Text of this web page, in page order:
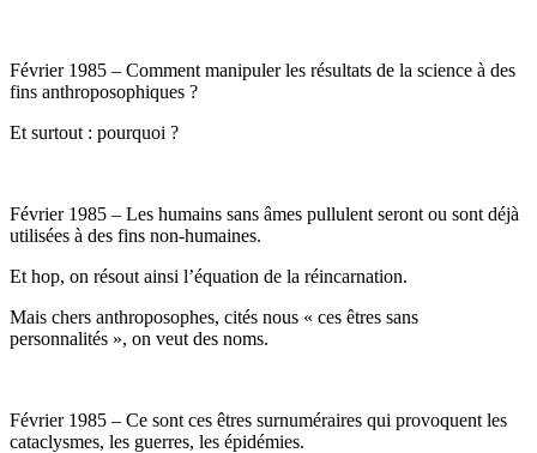
Février 1985 – Comment manipuler les résultats de la science à des
fins anthroposophiques ?
Et surtout : pourquoi ?
Février 1985 – Les humains sans âmes pullulent seront ou sont déjà
utilisées à des fins non-humaines.
Et hop, on résout ainsi l’équation de la réincarnation.
Mais chers anthroposophes, cités nous « ces êtres sans
personnalités », on veut des noms.
Février 1985 – Ce sont ces êtres surnuméraires qui provoquent les
cataclysmes, les guerres, les épidémies.